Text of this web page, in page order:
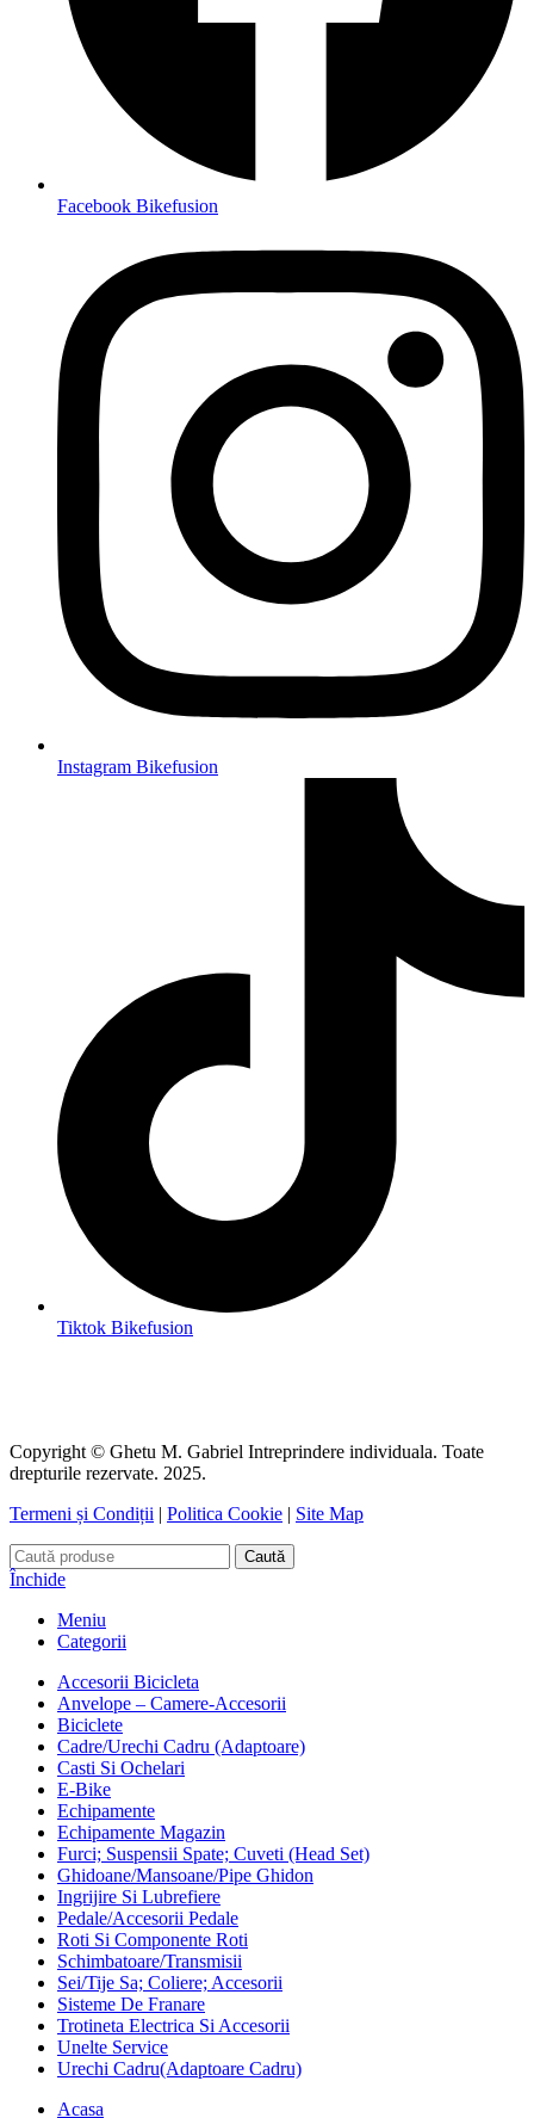
Facebook Bikefusion
Instagram Bikefusion
Tiktok Bikefusion
Copyright © Ghetu M. Gabriel Intreprindere individuala. Toate
drepturile rezervate. 2025.
Termeni și Condiții | Politica Cookie | Site Map
Caută
Închide
Meniu
Categorii
Accesorii Bicicleta
Anvelope – Camere-Accesorii
Biciclete
Cadre/Urechi Cadru (Adaptoare)
Casti Si Ochelari
E-Bike
Echipamente
Echipamente Magazin
Furci; Suspensii Spate; Cuveti (Head Set)
Ghidoane/Mansoane/Pipe Ghidon
Ingrijire Si Lubrefiere
Pedale/Accesorii Pedale
Roti Si Componente Roti
Schimbatoare/Transmisii
Sei/Tije Sa; Coliere; Accesorii
Sisteme De Franare
Trotineta Electrica Si Accesorii
Unelte Service
Urechi Cadru(Adaptoare Cadru)
Acasa